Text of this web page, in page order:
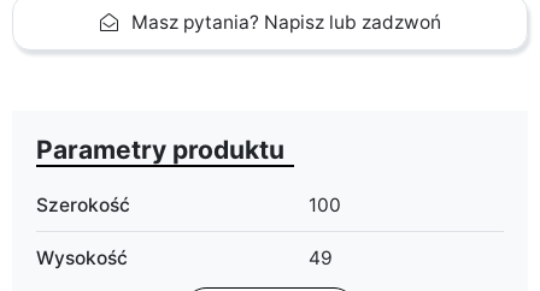
Masz pytania? Napisz lub zadzwoń
Parametry produktu
Szerokość 100
Wysokość 49